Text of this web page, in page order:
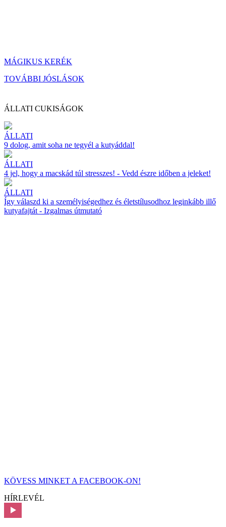
MÁGIKUS KERÉK
TOVÁBBI JÓSLÁSOK
ÁLLATI CUKISÁGOK
ÁLLATI
9 dolog, amit soha ne tegyél a kutyáddal!
ÁLLATI
4 jel, hogy a macskád túl stresszes! - Vedd észre időben a jeleket!
ÁLLATI
Így válaszd ki a személyiségedhez és életstílusodhoz leginkább illő
kutyafajtát - Izgalmas útmutató
KÖVESS MINKET A FACEBOOK-ON!
HÍRLEVÉL